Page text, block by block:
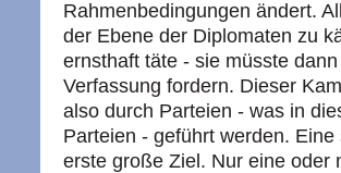
Rahmenbedingungen ändert.
der Ebene der Diplomaten zu
ernsthaft täte - sie müsste
Verfassung fordern. Dieser
also durch Parteien - was in
Parteien - geführt werden.
erste große Ziel. Nur eine oder